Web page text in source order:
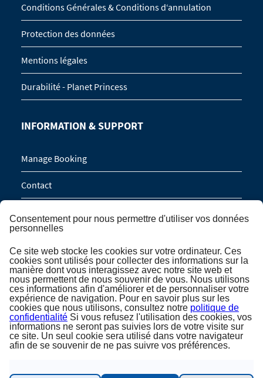
Conditions Générales & Conditions d‘annulation
Protection des données
Mentions légales
Durabilité - Planet Princess
INFORMATION & SUPPORT
Manage Booking
Contact
INSCRIPTION À LA NEWSLETTER
Inscription à la newsletter
Consentement pour nous permettre d'utiliser vos données
personnelles
Ce site web stocke les cookies sur votre ordinateur. Ces
cookies sont utilisés pour collecter des informations sur la
manière dont vous interagissez avec notre site web et
nous permettent de nous souvenir de vous. Nous utilisons
ces informations afin d'améliorer et de personnaliser votre
expérience de navigation. Pour en savoir plus sur les
cookies que nous utilisons, consultez notre politique de
confidentialité Si vous refusez l'utilisation des cookies, vos
informations ne seront pas suivies lors de votre visite sur
ce site. Un seul cookie sera utilisé dans votre navigateur
afin de se souvenir de ne pas suivre vos préférences.